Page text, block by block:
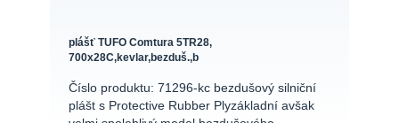
plášť TUFO Comtura 5TR28,
700x28C,kevlar,bezduš.,b
Číslo produktu: 71296-kc bezdušový silniční
plášt s Protective Rubber Plyzákladní avšak